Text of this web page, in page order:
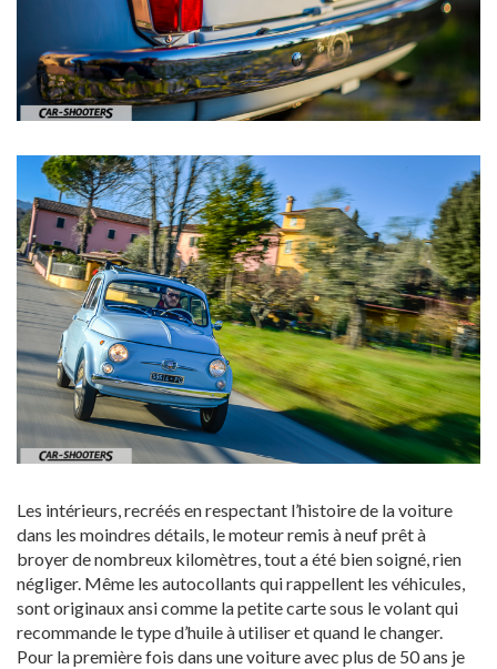
Les intérieurs, recréés en respectant l’histoire de la voiture
dans les moindres détails, le moteur remis à neuf prêt à
broyer de nombreux kilomètres, tout a été bien soigné, rien
négliger. Même les autocollants qui rappellent les véhicules,
sont originaux ansi comme la petite carte sous le volant qui
recommande le type d’huile à utiliser et quand le changer.
Pour la première fois dans une voiture avec plus de 50 ans je